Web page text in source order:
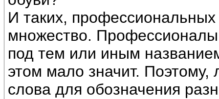
И таких,
множество. Профессионалы
под тем или иным
этом мало значит.
слова для обозначения